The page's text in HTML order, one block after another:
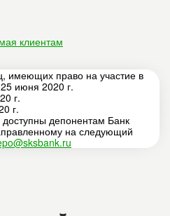
клиентам
имеющих право на участие в
июня 2020 г.
г.
г.
депонентам Банк
на следующий